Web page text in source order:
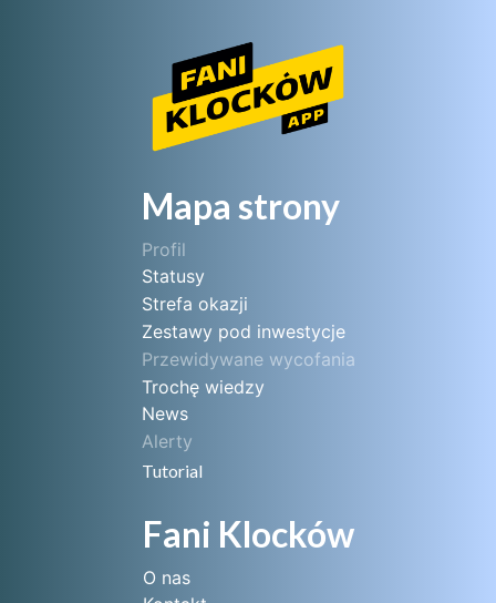
Mapa strony
Profil
Statusy
Strefa okazji
Zestawy pod inwestycje
Przewidywane wycofania
Trochę wiedzy
News
Alerty
Tutorial
Fani Klocków
O nas